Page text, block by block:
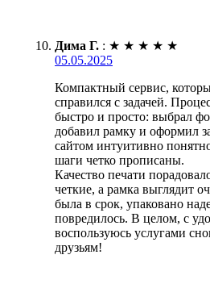
Дима Г. : ★ ★ ★ ★ ★
05.05.2025
Компактный сервис,
справился с задачей.
быстро и просто: выбрал
добавил рамку и оформил
сайтом интуитивно
шаги четко прописаны.
Качество печати
четкие, а рамка выглядит
была в срок, упаковано
повредилось. В целом, с
воспользуюсь услугами
друзьям!